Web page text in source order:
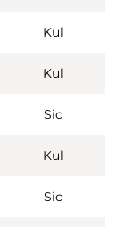
Kul
Kul
Sic
Kul
Sic